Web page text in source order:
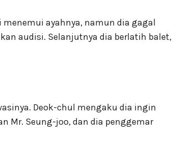
ayahnya, namun dia gagal
audisi. Selanjutnya dia berlatih balet,
Deok-chul mengaku dia ingin
Mr. Seung-joo, dan dia penggemar